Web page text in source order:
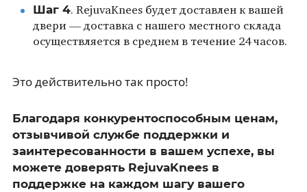
Шаг 4. RejuvaKnees будет доставлен к вашей
двери — доставка с нашего местного склада
осуществляется в среднем в течение 24 часов.
Это действительно так просто!
Благодаря конкурентоспособным ценам,
отзывчивой службе поддержки и
заинтересованности в вашем успехе, вы
можете доверять RejuvaKnees в
поддержке на каждом шагу вашего